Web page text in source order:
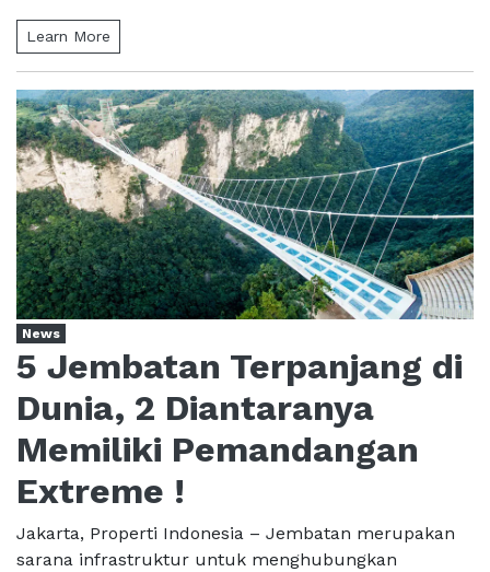
Learn More
News
5 Jembatan Terpanjang di
Dunia, 2 Diantaranya
Memiliki Pemandangan
Extreme !
Jakarta, Properti Indonesia – Jembatan merupakan
sarana infrastruktur untuk menghubungkan